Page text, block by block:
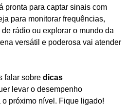
pronta para captar sinais com
para monitorar frequências,
rádio ou explorar o mundo da
versátil e poderosa vai atender
falar sobre dicas
levar o desempenho
o próximo nível. Fique ligado!